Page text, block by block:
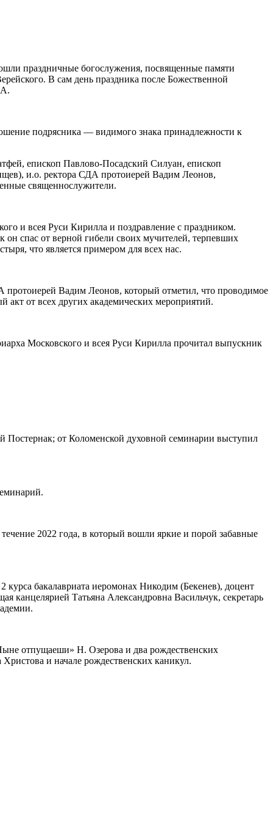
праздничные богослужения, посвященные памяти
В сам день праздника после Божественной
подрясника — видимого знака принадлежности к
епископ Павлово-Посадский Силуан, епископ
и.о. ректора СДА протоиерей Вадим Леонов,
священнослужители.
и всея Руси Кирилла и поздравление с праздником.
спас от верной гибели своих мучителей, терпевших
что является примером для всех нас.
протоиерей Вадим Леонов, который отметил, что проводимое
акт от всех других академических мероприятий.
Московского и всея Руси Кирилла прочитал выпускник
Постернак; от Коломенской духовной семинарии выступил
2022 года, в который вошли яркие и порой забавные
курса бакалавриата иеромонах Никодим (Бекенев), доцент
Татьяна Александровна Васильчук, секретарь
отпущаеши» Н. Озерова и два рождественских
и начале рождественских каникул.